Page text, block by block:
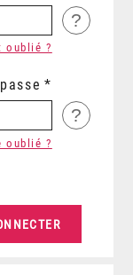
?
oublié ?
?
oublié ?